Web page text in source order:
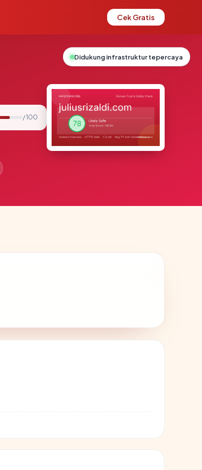
Cek Gratis
/ 100
Didukung infrastruktur tepercaya